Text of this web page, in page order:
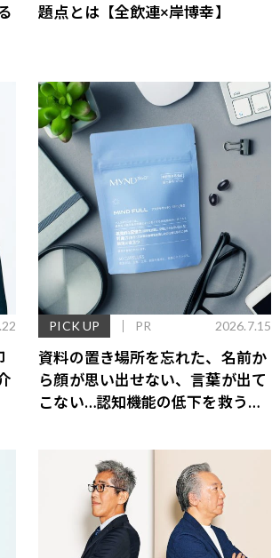
題点とは【全飲連×岸博幸】
PICK UP PR 2026.7.15
資料の置き場所を忘れた、名前か
ら顔が思い出せない、言葉が出て
こない…認知機能の低下を救う、
歌舞伎俳優・尾上右近が休息を過ごした、